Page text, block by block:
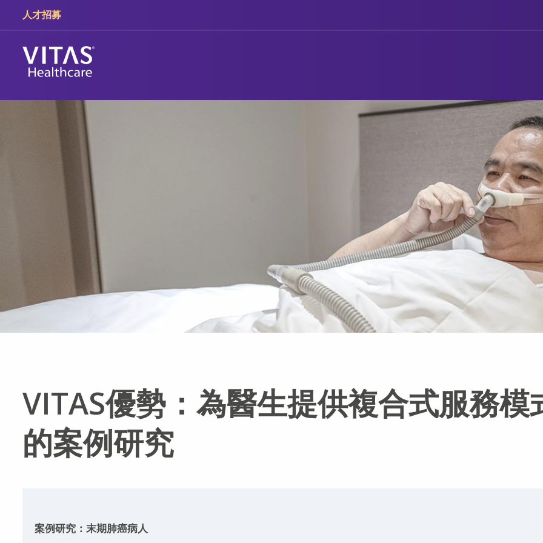
跳轉至主要內容
跳轉至導覽
人才招募
VITAS優勢：為醫生提供複合式服務模
的案例研究
案例研究：末期肺癌病人